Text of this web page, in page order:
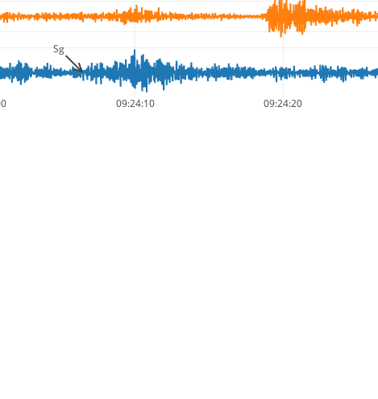
09:24:10 09:24:20
Sg